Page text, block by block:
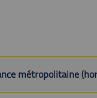
métropolitaine